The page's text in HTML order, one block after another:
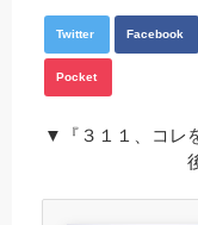
Twitter Facebook
Pocket
▼『３１１、コレ